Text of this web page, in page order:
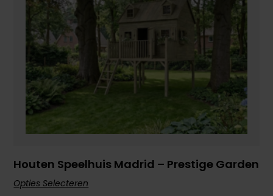
Houten Speelhuis Madrid – Prestige Garden
Opties Selecteren